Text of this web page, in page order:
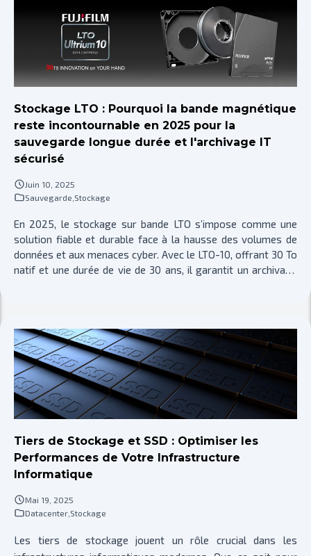
serveurs, les baies de stockage et les plateformes de
virtualisation, où l’interruption de service et la perte de
données ont des impacts directs sur l’activité. Contrairement
à une idée répandue, le RAID ne constitue pas une solution de
sauvegarde. Il agit uniquement au niveau de la continuité de
service et de la résilience matérielle face à la défaillance d’un
ou plusieurs disques. Comprendre ses principes, ses niveaux,
ses limites et son positionnement réel est indispensable pour
concevoir une architecture de stockage cohérente et
Stockage LTO : Pourquoi la bande magnétique
reste incontournable en 2025 pour la
sauvegarde longue durée et l'archivage IT
sécurisé
Juin 10, 2025
Sauvegarde Stockage
En 2025, le stockage sur bande LTO s’impose comme une
solution fiable et durable face à la hausse des volumes de
données et aux menaces cyber. Avec le LTO-10, offrant 30 To
natif et une durée de vie de 30 ans, il garantit un archivage
énergétique. Intégré aux infrastructures IA et cloud hybrides,
le LTO reste un pilier stratégique pour une sauvegarde
performante et conforme aux exigences RGPD.
Tiers de Stockage et SSD : Optimiser les
Performances de Votre Infrastructure
Informatique
Mai 19, 2025
Datacenter Stockage
Les tiers de stockage jouent un rôle crucial dans les